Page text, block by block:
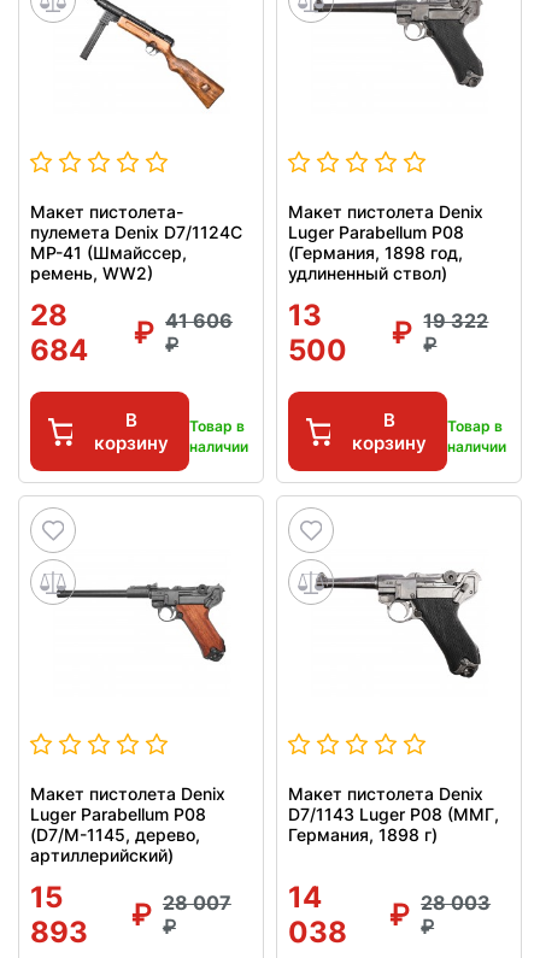
Макет пистолета-
пулемета Denix D7/1124C
MP-41 (Шмайссер,
ремень, WW2)
28
684
41 606
В
корзину
Товар в
наличии
Макет пистолета Denix
Luger Parabellum P08
(Германия, 1898 год,
удлиненный ствол)
13
500
19 322
В
корзину
Товар в
наличии
Макет пистолета Denix
Luger Parabellum P08
(D7/M-1145, дерево,
артиллерийский)
15
893
28 007
Макет пистолета Denix
D7/1143 Luger P08 (ММГ,
Германия, 1898 г)
14
038
28 003